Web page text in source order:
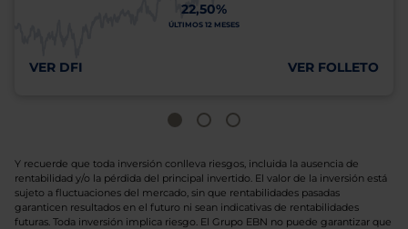
22,50%
ÚLTIMOS 12 MESES
VER DFI VER FOLLETO
Y recuerde que toda inversión conlleva riesgos, incluida la ausencia de
rentabilidad y/o la pérdida del principal invertido. El valor de la inversión está
sujeto a fluctuaciones del mercado, sin que rentabilidades pasadas
garanticen resultados en el futuro ni sean indicativas de rentabilidades
futuras. Toda inversión implica riesgo. El Grupo EBN no puede garantizar que